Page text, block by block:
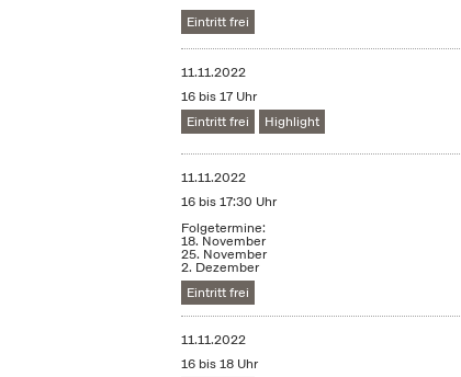
Eintritt frei
11.11.2022
16 bis 17 Uhr
Eintritt frei
Highlight
11.11.2022
16 bis 17:30 Uhr
Folgetermine:
18. November
25. November
2. Dezember
Eintritt frei
11.11.2022
16 bis 18 Uhr